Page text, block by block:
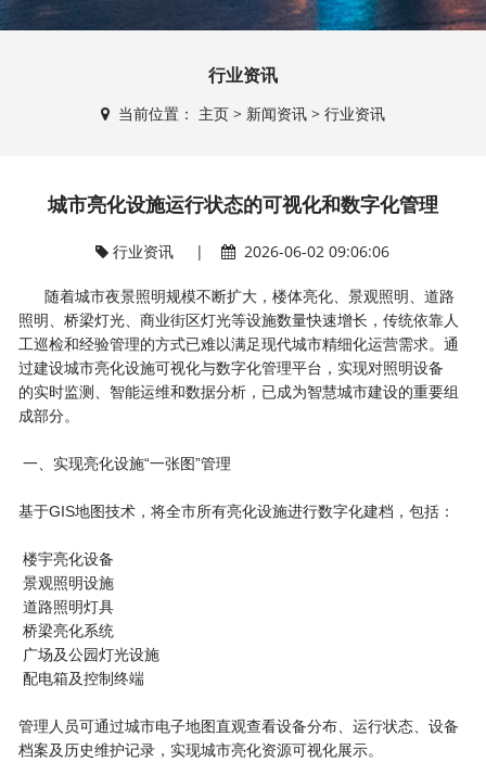
行业资讯
当前位置： 主页> 新闻资讯> 行业资讯
城市亮化设施运行状态的可视化和数字化管理
行业资讯 | 2026-06-02 09:06:06
随着城市夜景照明规模不断扩大，楼体亮化、景观照明、道路
照明、桥梁灯光、商业街区灯光等设施数量快速增长，传统依靠人
工巡检和经验管理的方式已难以满足现代城市精细化运营需求。通
过建设城市亮化设施可视化与数字化管理平台，实现对照明设备
的实时监测、智能运维和数据分析，已成为智慧城市建设的重要组
成部分。
一、实现亮化设施“一张图”管理
基于GIS地图技术，将全市所有亮化设施进行数字化建档，包括：
楼宇亮化设备
景观照明设施
道路照明灯具
桥梁亮化系统
广场及公园灯光设施
配电箱及控制终端
管理人员可通过城市电子地图直观查看设备分布、运行状态、设备
档案及历史维护记录，实现城市亮化资源可视化展示。